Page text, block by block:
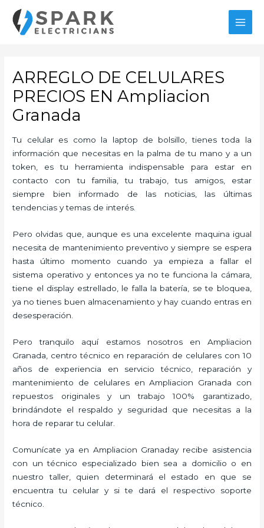
contenido
ARREGLO DE CELULARES
PRECIOS EN Ampliacion
Granada
Tu celular es como la laptop de bolsillo, tienes toda la
información que necesitas en la palma de tu mano y a un
token, es tu herramienta indispensable para estar en
contacto con tu familia, tu trabajo, tus amigos, estar
siempre bien informado de las noticias, las últimas
tendencias y temas de interés.
Pero olvidas que, aunque es una excelente maquina igual
necesita de mantenimiento preventivo y siempre se espera
hasta último momento cuando ya empieza a fallar el
sistema operativo y entonces ya no te funciona la cámara,
tiene el display estrellado, le falla la batería, se te bloquea,
ya no tienes buen almacenamiento y hay cuando entras en
desesperación.
Pero tranquilo aquí estamos nosotros en Ampliacion
Granada, centro técnico en reparación de celulares con 10
años de experiencia en servicio técnico, reparación y
mantenimiento de celulares en Ampliacion Granada con
repuestos originales y un trabajo 100% garantizado,
brindándote el respaldo y seguridad que necesitas a la
hora de reparar tu celular.
Comunícate ya en Ampliacion Granaday recibe asistencia
con un técnico especializado bien sea a domicilio o en
nuestro taller, quien determinará el estado en que se
encuentra tu celular y si te dará el respectivo soporte
técnico.